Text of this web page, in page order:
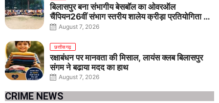
बिलासपुर बना संभागीय बेसबॉल का ओवरऑल
चैंपियन26वीं संभाग स्तरीय शालेय क्रीड़ा प्रतियोगिता में
तीनों आयु वर्गों में शानदार प्रदर्शन
August 7, 2026
छत्तीसगढ़
रक्षाबंधन पर मानवता की मिसाल, लायंस क्लब बिलासपुर
संगम ने बढ़ाया मदद का हाथ
August 7, 2026
CRIME NEWS